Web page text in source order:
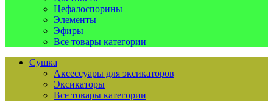
Цефалоспорины
Элементы
Эфиры
Все товары категории
Сушка
Аксессуары для эксикаторов
Эксикаторы
Все товары категории